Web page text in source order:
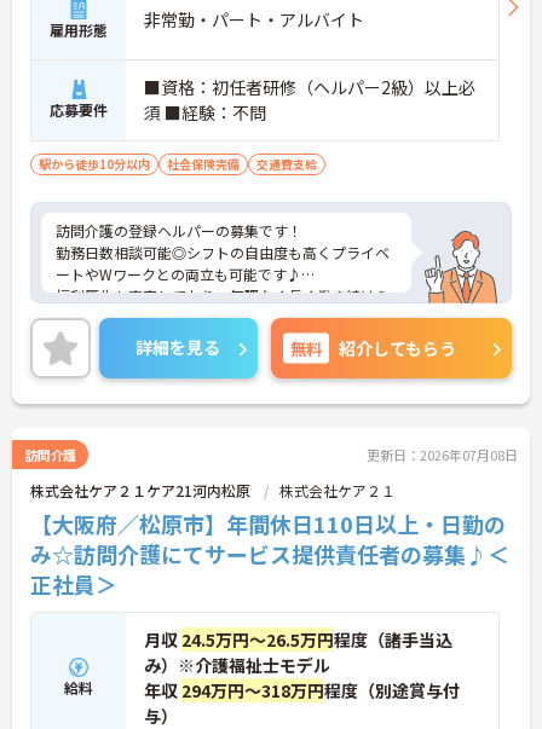
雇用形態 非常勤・パート・アルバイト
応募要件
■資格：初任者研修（ヘルパー2級）以上必
須 ■経験：不問
駅から徒歩10分以内 社会保険完備 交通費支給
訪問介護の登録ヘルパーの募集です！
勤務日数相談可能◎シフトの自由度も高くプライベ
ートやWワークとの両立も可能です♪
福利厚生も充実しており、無理なく長く働き続けら
れる職場です。
ご興味のある方には、面接対策ポイントなどさらに
詳細をお話いたしますので、お気軽にご相談くださ
い。
詳細を見る 無料 紹介してもらう
訪問介護 更新日：2026年07月08日
株式会社ケア２１ケア21河内松原 株式会社ケア２１
【大阪府／松原市】年間休日110日以上・日勤の
み☆訪問介護にてサービス提供責任者の募集♪＜
正社員＞
給料
月収 24.5万円～26.5万円程度（諸手当込
み）※介護福祉士モデル
年収 294万円～318万円程度（別途賞与付
与）